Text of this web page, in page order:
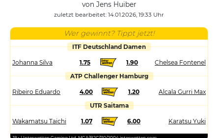
von Jens Huiber
zuletzt bearbeitet: 14.01.2026, 19:33 Uhr
Wer gewinnt? Tippt jetzt!
ITF Deutschland Damen
Johanna Silva 1.75 1.90
Chelsea Fontenel
ATP Challenger Hamburg
Ribeiro Eduardo 4.00 1.20
Alcala Gurri Max
UTR Saitama
Wakamatsu Taichi 1.07 6.00 Karatsu Yuki